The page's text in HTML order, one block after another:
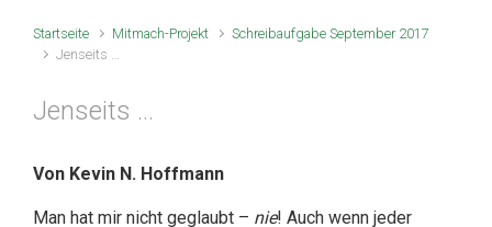
Startseite Mitmach-Projekt
Schreibaufgabe September 2017
Jenseits …
Jenseits …
Von Kevin N. Hoffmann
Man hat mir nicht geglaubt – nie! Auch wenn jeder